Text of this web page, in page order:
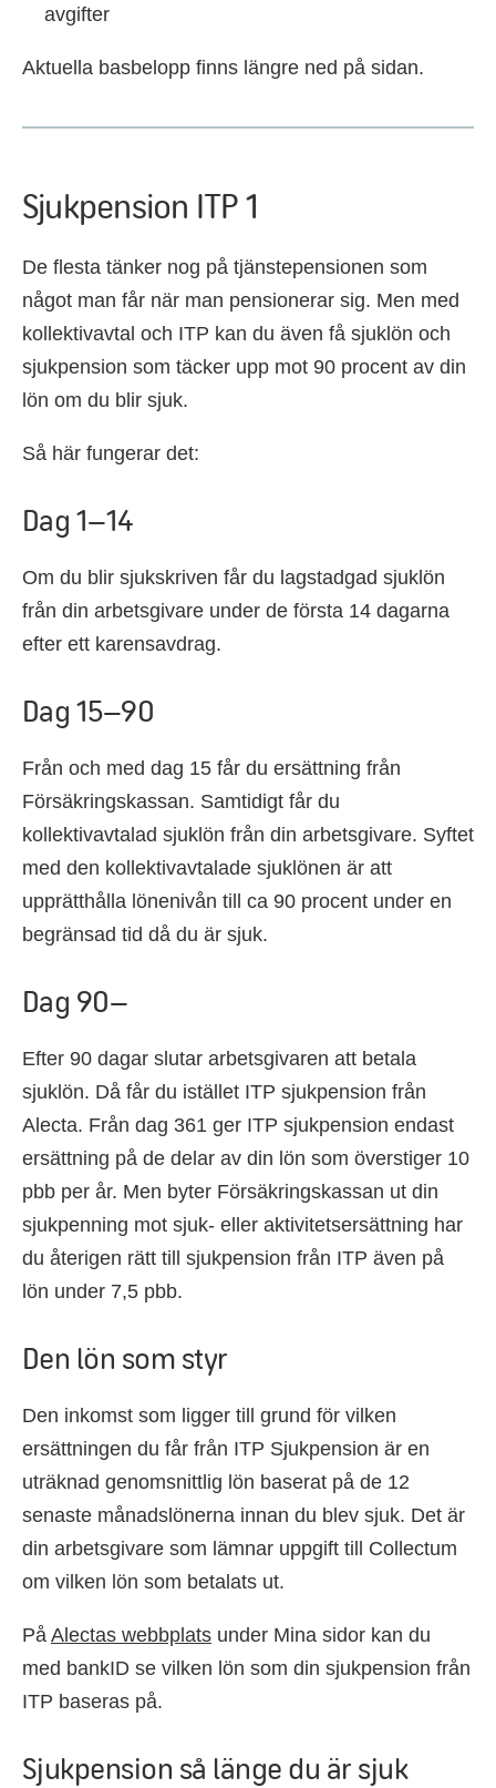
avgifter
Aktuella basbelopp finns längre ned på sidan.
Sjukpension ITP 1
De flesta tänker nog på tjänstepensionen som
något man får när man pensionerar sig. Men med
kollektivavtal och ITP kan du även få sjuklön och
sjukpension som täcker upp mot 90 procent av din
lön om du blir sjuk.
Så här fungerar det:
Dag 1–14
Om du blir sjukskriven får du lagstadgad sjuklön
från din arbetsgivare under de första 14 dagarna
efter ett karensavdrag.
Dag 15–90
Från och med dag 15 får du ersättning från
Försäkringskassan. Samtidigt får du
kollektivavtalad sjuklön från din arbetsgivare. Syftet
med den kollektivavtalade sjuklönen är att
upprätthålla lönenivån till ca 90 procent under en
begränsad tid då du är sjuk.
Dag 90–
Efter 90 dagar slutar arbetsgivaren att betala
sjuklön. Då får du istället ITP sjukpension från
Alecta. Från dag 361 ger ITP sjukpension endast
ersättning på de delar av din lön som överstiger 10
pbb per år. Men byter Försäkringskassan ut din
sjukpenning mot sjuk- eller aktivitetsersättning har
du återigen rätt till sjukpension från ITP även på
lön under 7,5 pbb.
Den lön som styr
Den inkomst som ligger till grund för vilken
ersättningen du får från ITP Sjukpension är en
uträknad genomsnittlig lön baserat på de 12
senaste månadslönerna innan du blev sjuk. Det är
din arbetsgivare som lämnar uppgift till Collectum
om vilken lön som betalats ut.
På Alectas webbplats under Mina sidor kan du
med bankID se vilken lön som din sjukpension från
ITP baseras på.
Sjukpension så länge du är sjuk